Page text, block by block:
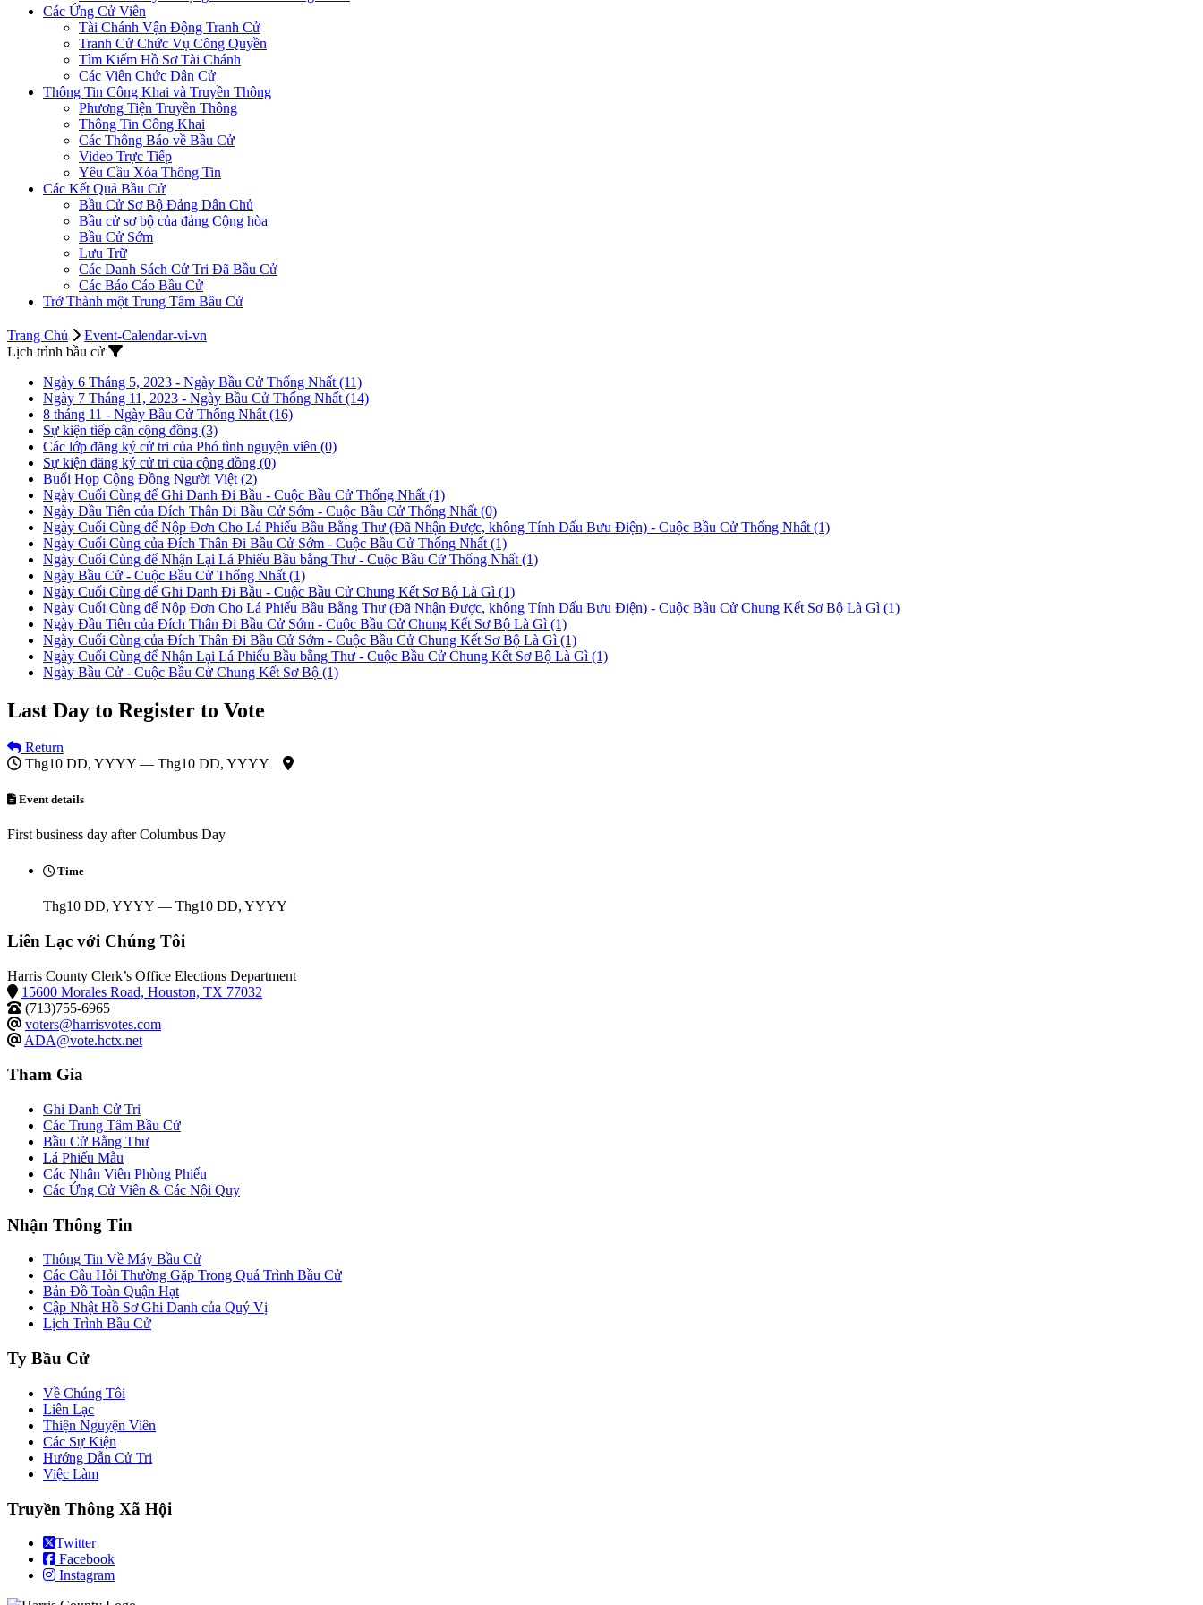
Các Ứng Cử Viên
Tài Chánh Vận Động Tranh Cử
Tranh Cử Chức Vụ Công Quyền
Tìm Kiếm Hồ Sơ Tài Chánh
Các Viên Chức Dân Cử
Thông Tin Công Khai và Truyền Thông
Phương Tiện Truyền Thông
Thông Tin Công Khai
Các Thông Báo về Bầu Cử
Video Trực Tiếp
Yêu Cầu Xóa Thông Tin
Các Kết Quả Bầu Cử
Bầu Cử Sơ Bộ Đảng Dân Chủ
Bầu cử sơ bộ của đảng Cộng hòa
Bầu Cử Sớm
Lưu Trữ
Các Danh Sách Cử Tri Đã Bầu Cử
Các Báo Cáo Bầu Cử
Trở Thành một Trung Tâm Bầu Cử
Trang Chủ
Event-Calendar-vi-vn
Lịch trình bầu cử
Ngày 6 Tháng 5, 2023 - Ngày Bầu Cử Thống Nhất (11)
Ngày 7 Tháng 11, 2023 - Ngày Bầu Cử Thống Nhất (14)
8 tháng 11 - Ngày Bầu Cử Thống Nhất (16)
Sự kiện tiếp cận cộng đồng (3)
Các lớp đăng ký cử tri của Phó tình nguyện viên (0)
Sự kiện đăng ký cử tri của cộng đồng (0)
Buổi Họp Cộng Đồng Người Việt (2)
Ngày Cuối Cùng để Ghi Danh Đi Bầu - Cuộc Bầu Cử Thống Nhất (1)
Ngày Đầu Tiên của Đích Thân Đi Bầu Cử Sớm - Cuộc Bầu Cử Thống Nhất (0)
Ngày Cuối Cùng để Nộp Đơn Cho Lá Phiếu Bầu Bằng Thư (Đã Nhận Được, không Tính Dấu Bưu Điện) - Cuộc Bầu Cử Thống Nhất (1)
Ngày Cuối Cùng của Đích Thân Đi Bầu Cử Sớm - Cuộc Bầu Cử Thống Nhất (1)
Ngày Cuối Cùng để Nhận Lại Lá Phiếu Bầu bằng Thư - Cuộc Bầu Cử Thống Nhất (1)
Ngày Bầu Cử - Cuộc Bầu Cử Thống Nhất (1)
Ngày Cuối Cùng để Ghi Danh Đi Bầu - Cuộc Bầu Cử Chung Kết Sơ Bộ Là Gì (1)
Ngày Cuối Cùng để Nộp Đơn Cho Lá Phiếu Bầu Bằng Thư (Đã Nhận Được, không Tính Dấu Bưu Điện) - Cuộc Bầu Cử Chung Kết Sơ Bộ Là Gì (1)
Ngày Đầu Tiên của Đích Thân Đi Bầu Cử Sớm - Cuộc Bầu Cử Chung Kết Sơ Bộ Là Gì (1)
Ngày Cuối Cùng của Đích Thân Đi Bầu Cử Sớm - Cuộc Bầu Cử Chung Kết Sơ Bộ Là Gì (1)
Ngày Cuối Cùng để Nhận Lại Lá Phiếu Bầu bằng Thư - Cuộc Bầu Cử Chung Kết Sơ Bộ Là Gì (1)
Ngày Bầu Cử - Cuộc Bầu Cử Chung Kết Sơ Bộ (1)
Last Day to Register to Vote
Return
Thg10 DD, YYYY — Thg10 DD, YYYY
Event details
First business day after Columbus Day
Time
Thg10 DD, YYYY — Thg10 DD, YYYY
Liên Lạc với Chúng Tôi
Harris County Clerk’s Office Elections Department
15600 Morales Road, Houston, TX 77032
(713)755-6965
voters@harrisvotes.com
ADA@vote.hctx.net
Tham Gia
Ghi Danh Cử Tri
Các Trung Tâm Bầu Cử
Bầu Cử Bằng Thư
Lá Phiếu Mẫu
Các Nhân Viên Phòng Phiếu
Các Ứng Cử Viên & Các Nội Quy
Nhận Thông Tin
Thông Tin Về Máy Bầu Cử
Các Câu Hỏi Thường Gặp Trong Quá Trình Bầu Cử
Bản Đồ Toàn Quận Hạt
Cập Nhật Hồ Sơ Ghi Danh của Quý Vị
Lịch Trình Bầu Cử
Ty Bầu Cử
Về Chúng Tôi
Liên Lạc
Thiện Nguyện Viên
Các Sự Kiện
Hướng Dẫn Cử Tri
Việc Làm
Truyền Thông Xã Hội
Twitter
Facebook
Instagram